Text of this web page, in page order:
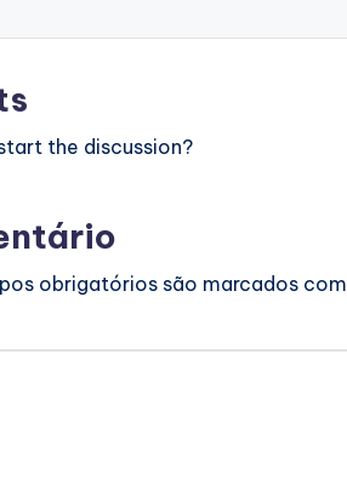
the discussion?
obrigatórios são marcados com